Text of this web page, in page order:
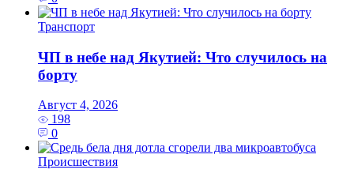
Транспорт
ЧП в небе над Якутией: Что случилось на
борту
Август 4, 2026
198
0
Происшествия